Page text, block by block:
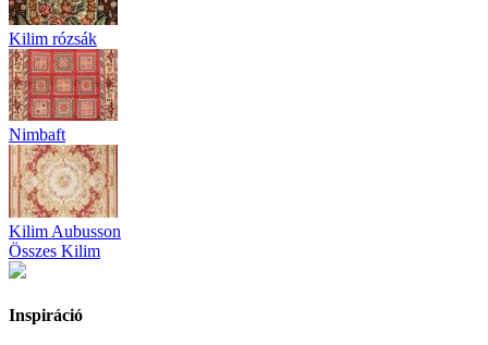
Kilim rózsák
Nimbaft
Kilim Aubusson
Összes Kilim
Inspiráció